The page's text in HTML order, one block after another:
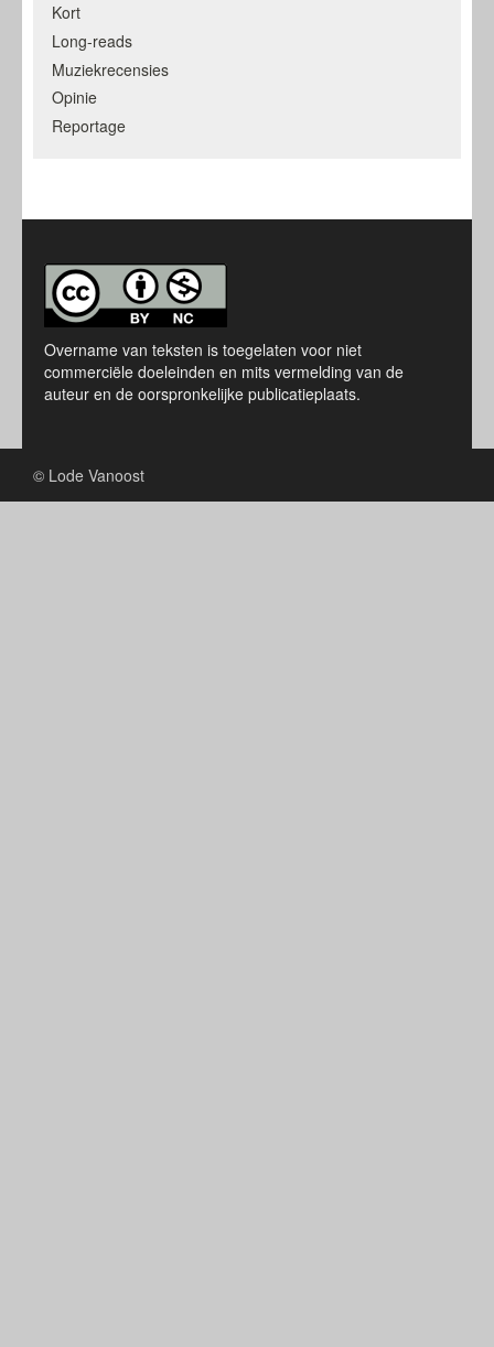
Kort
Long-reads
Muziekrecensies
Opinie
Reportage
Overname van teksten is toegelaten voor niet
commerciële doeleinden en mits vermelding van de
auteur en de oorspronkelijke publicatieplaats.
© Lode Vanoost